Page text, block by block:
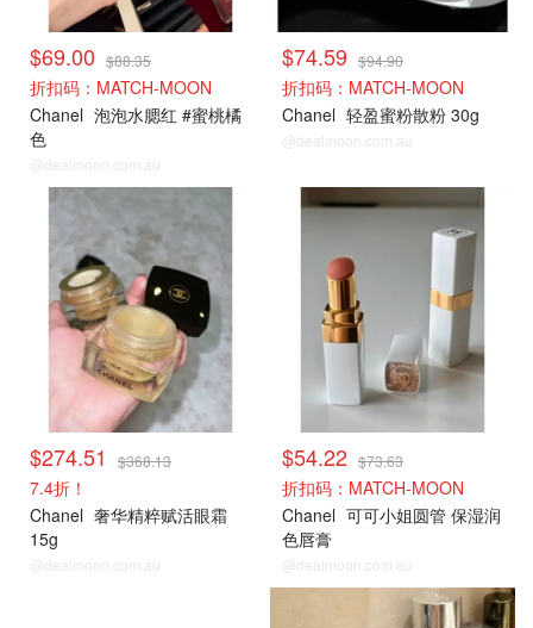
$69.00 $88.35
折扣码：MATCH-MOON
Chanel 泡泡水腮红 #蜜桃橘
色
@dealmoon.com.au
$74.59 $94.90
折扣码：MATCH-MOON
Chanel 轻盈蜜粉散粉 30g
@dealmoon.com.au
$274.51 $368.13
7.4折！
Chanel 奢华精粹赋活眼霜
15g
@dealmoon.com.au
$54.22 $73.63
折扣码：MATCH-MOON
Chanel 可可小姐圆管 保湿润
色唇膏
@dealmoon.com.au